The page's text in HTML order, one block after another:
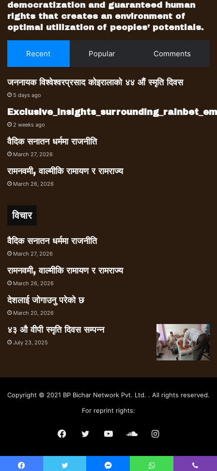
democratization and guaranteed human
rights that creates an environment of
optimal utilization of peoples’ potentials.
Recent Popular Comments
जननायक विश्वेश्वरप्रसाद कोइरालाको ४४ औं स्मृति दिवस
5 days ago
2 weeks ago
वैदिक सनातन धर्ममा राजनीति
March 27, 2026
रामनवमी, वाल्मीकि रामायण र रामराज्य
March 26, 2026
विचार
वैदिक सनातन धर्ममा राजनीति
March 27, 2026
रामनवमी, वाल्मीकि रामायण र रामराज्य
March 26, 2026
देशलाई जोगाउनु परेको छ
March 20, 2026
४३ औ वीपी स्मृति दिवस सम्पन्न
July 23, 2025
Copyright © 2021 BP Bichar Network Pvt. Ltd. . All rights reserved.
For reprint rights:
Facebook
TwitterYouTubeSoundCloud
Instagram